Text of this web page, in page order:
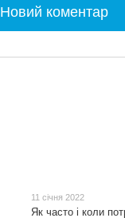
Новий коментар
11 січня 2022
Як часто і коли